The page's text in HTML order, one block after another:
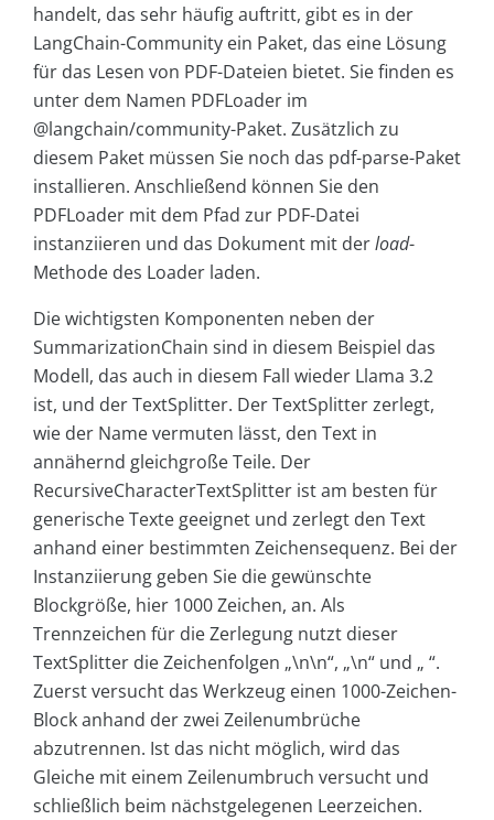
handelt, das sehr häufig auftritt, gibt es in der
LangChain-Community ein Paket, das eine Lösung
für das Lesen von PDF-Dateien bietet. Sie finden es
unter dem Namen PDFLoader im
@langchain/community-Paket. Zusätzlich zu
diesem Paket müssen Sie noch das pdf-parse-Paket
installieren. Anschließend können Sie den
PDFLoader mit dem Pfad zur PDF-Datei
instanziieren und das Dokument mit derload-
Methode des Loader laden.
Die wichtigsten Komponenten neben der
SummarizationChain sind in diesem Beispiel das
Modell, das auch in diesem Fall wieder Llama 3.2
ist, und der TextSplitter. Der TextSplitter zerlegt,
wie der Name vermuten lässt, den Text in
annähernd gleichgroße Teile. Der
RecursiveCharacterTextSplitter ist am besten für
generische Texte geeignet und zerlegt den Text
anhand einer bestimmten Zeichensequenz. Bei der
Instanziierung geben Sie die gewünschte
Blockgröße, hier 1000 Zeichen, an. Als
Trennzeichen für die Zerlegung nutzt dieser
TextSplitter die Zeichenfolgen „\n\n“, „\n“ und „ “.
Zuerst versucht das Werkzeug einen 1000-Zeichen-
Block anhand der zwei Zeilenumbrüche
abzutrennen. Ist das nicht möglich, wird das
Gleiche mit einem Zeilenumbruch versucht und
schließlich beim nächstgelegenen Leerzeichen.